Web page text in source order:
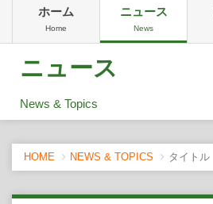
ホーム
Home
ニュース
News
ニュース
News & Topics
HOME NEWS & TOPICS タイトル